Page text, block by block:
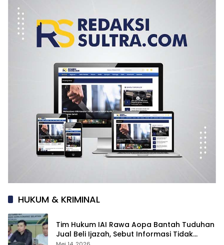
HUKUM & KRIMINAL
Tim Hukum IAI Rawa Aopa Bantah Tuduhan
Jual Beli Ijazah, Sebut Informasi Tidak